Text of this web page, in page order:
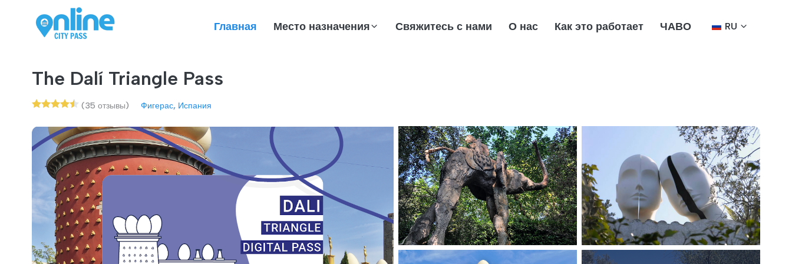
Главная Место назначения Свяжитесь с нами О нас Как это работает ЧАВО RU
The Dalí Triangle Pass
(35 отзывы) Фигерас, Испания